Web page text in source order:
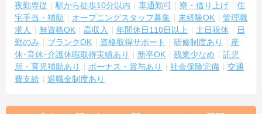
夜勤専従 駅から徒歩10分以内 車通勤可 寮・借り上げ
住
宅手当・補助
オープニングスタッフ募集 未経験OK
管理職
求人
無資格OK 高収入 年間休日110日以上 土日祝休
日
勤のみ
ブランクOK 資格取得サポート 研修制度あり
産
休･育休･介護休暇取得実績あり
新卒OK 残業少なめ
託児
所・育児補助あり
ボーナス・賞与あり 社会保険完備
交通
費支給
退職金制度あり